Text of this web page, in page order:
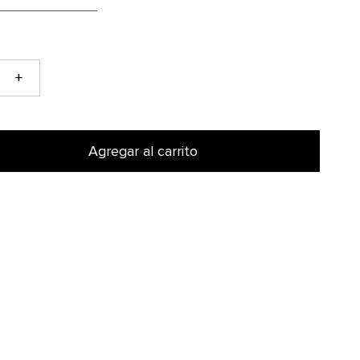
+
Agregar al carrito